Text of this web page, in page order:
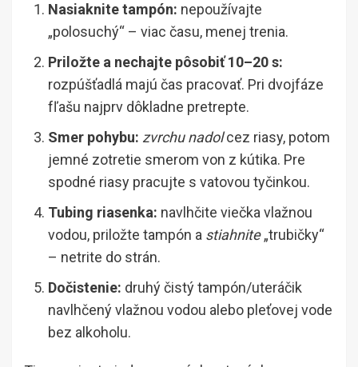
Nasiaknite tampón: nepoužívajte
„polosuchý“ – viac času, menej trenia.
Priložte a nechajte pôsobiť 10–20 s:
rozpúšťadlá majú čas pracovať. Pri dvojfáze
fľašu najprv dôkladne pretrepte.
Smer pohybu: zvrchu nadolcez riasy, potom
jemné zotretie smerom von z kútika. Pre
spodné riasy pracujte s vatovou tyčinkou.
Tubing riasenka: navlhčite viečka vlažnou
vodou, priložte tampón a stiahnite„trubičky“
– netrite do strán.
Dočistenie: druhý čistý tampón/uteráčik
navlhčený vlažnou vodou alebo pleťovej vode
bez alkoholu.